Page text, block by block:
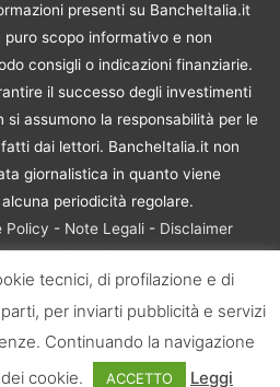
presenti su BancheItalia.it
puro scopo informativo e non
consigli o indicazioni finanziarie.
il successo degli investimenti
si assumono la responsabilità per le
dai lettori. BancheItalia.it non
giornalistica in quanto viene
periodicità regolare.
Policy - Note Legali- Disclaimer
Investimenti
2021. Tutti i diritti sono riservati. |
di proprietà di BancheItalia.it:
parzialmente, senza esplicita
tecnici, di profilazione e di
per inviarti pubblicità e servizi
Continuando la navigazione
cookie.
ACCETTO Leggi